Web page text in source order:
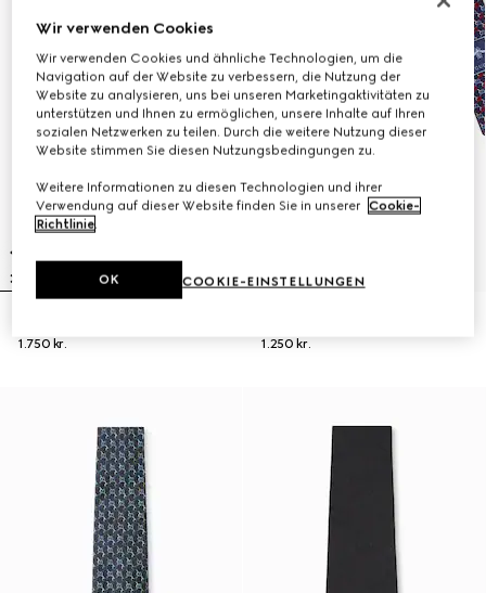
1.750 kr.
1.250 kr.
Wir verwenden Cookies
Wir verwenden Cookies und ähnliche Technologien, um die
Navigation auf der Website zu verbessern, die Nutzung der
Website zu analysieren, uns bei unseren Marketingaktivitäten zu
unterstützen und Ihnen zu ermöglichen, unsere Inhalte auf Ihren
sozialen Netzwerken zu teilen. Durch die weitere Nutzung dieser
Website stimmen Sie diesen Nutzungsbedingungen zu.
Weitere Informationen zu diesen Technologien und ihrer
Verwendung auf dieser Website finden Sie in unserer Cookie-
Richtlinie.
COOKIE-EINSTELLUNGEN
OK